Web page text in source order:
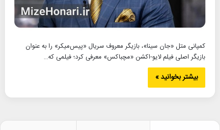
کمپانی متل «جان سینا»، بازیگر معروف سریال «پیس‌میکر» را به عنوان
بازیگر اصلی فیلم لایو-اکشن «مچباکس» معرفی کرد؛ فیلمی که…
بیشتر بخوانید »